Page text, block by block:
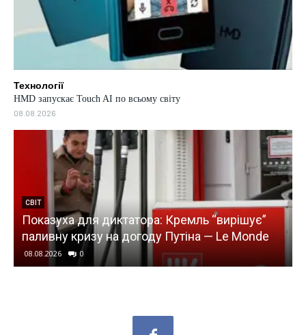
Технології
HMD запускає Touch AI по всьому світу
08.08.2026
УКРАЇНА
Виплата 3100 гривень: кому з українців
доведеться самому йти до ПФУ по гроші
08.08.2026 0